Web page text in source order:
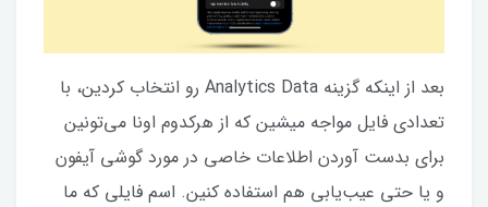
بعد از اینکه گزینه Analytics Data رو انتخاب کردین، با
تعدادی فایل مواجه میشین که از هرکدوم اونا می‌تونین
برای بدست آوردن اطلاعات خاصی در مورد گوشی آیفون
و یا حتی عیب‌یابی هم استفاده کنین. اسم فایلی که ما